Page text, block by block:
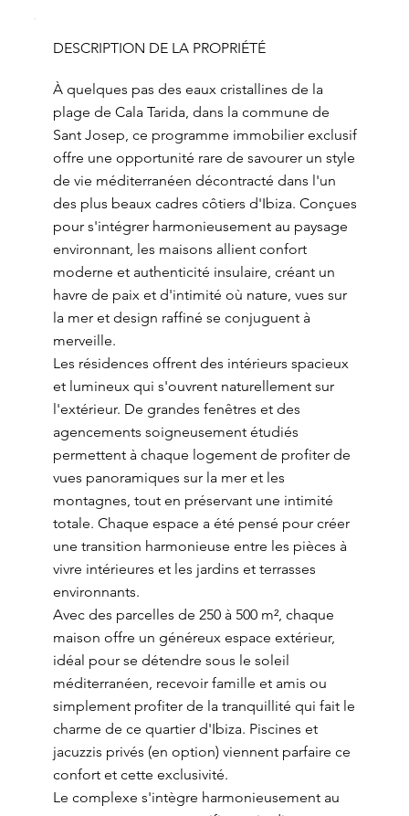
DESCRIPTION DE LA PROPRIÉTÉ
À quelques pas des eaux cristallines de la
plage de Cala Tarida, dans la commune de
Sant Josep, ce programme immobilier exclusif
offre une opportunité rare de savourer un style
de vie méditerranéen décontracté dans l'un
des plus beaux cadres côtiers d'Ibiza. Conçues
pour s'intégrer harmonieusement au paysage
environnant, les maisons allient confort
moderne et authenticité insulaire, créant un
havre de paix et d'intimité où nature, vues sur
la mer et design raffiné se conjuguent à
merveille.
Les résidences offrent des intérieurs spacieux
et lumineux qui s'ouvrent naturellement sur
l'extérieur. De grandes fenêtres et des
agencements soigneusement étudiés
permettent à chaque logement de profiter de
vues panoramiques sur la mer et les
montagnes, tout en préservant une intimité
totale. Chaque espace a été pensé pour créer
une transition harmonieuse entre les pièces à
vivre intérieures et les jardins et terrasses
environnants.
Avec des parcelles de 250 à 500 m², chaque
maison offre un généreux espace extérieur,
idéal pour se détendre sous le soleil
méditerranéen, recevoir famille et amis ou
simplement profiter de la tranquillité qui fait le
charme de ce quartier d'Ibiza. Piscines et
jacuzzis privés (en option) viennent parfaire ce
confort et cette exclusivité.
Le complexe s'intègre harmonieusement au